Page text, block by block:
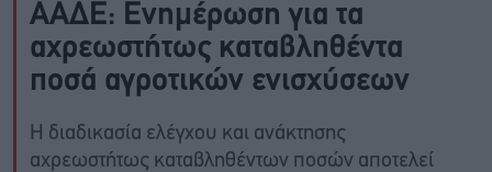
ΑΑΔΕ: Ενημέρωση για τα
αχρεωστήτως καταβληθέντα
ποσά αγροτικών ενισχύσεων
Η διαδικασία ελέγχου και ανάκτησης
αχρεωστήτως καταβληθέντων ποσών αποτελεί